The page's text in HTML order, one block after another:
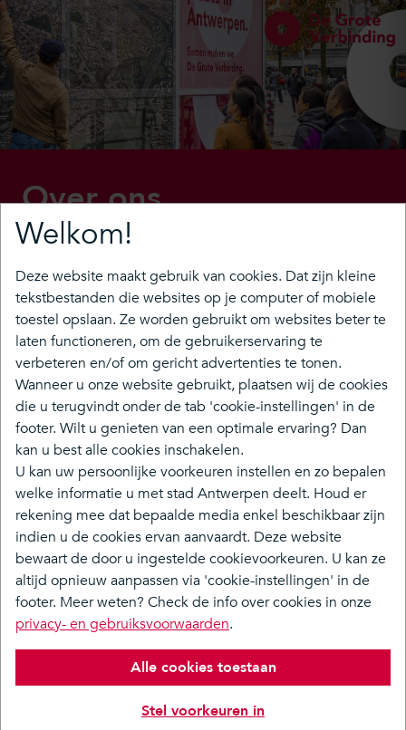
Over ons
Met ‘De Grote Verbinding’ bouwen Antwerpen en
te werken, te ondernemen en op bezoek te komen. De
Oosterweelverbinding maakt de Ring rond en de
overkapping stuurt de auto’s in de toekomst onder de
grond. Zo zorgen we voor een betere mobiliteit voor
Antwerpen, zijn haven én voor Vlaanderen. We
verbinden bestaande en nieuwe wijken aan beide
kanten van de Ring, met meer groen en schonere lucht.
Over ons
Tijdlijn
Toekomstverbond
Studies
Doe mee
Media & Nieuws
Terug naar overzicht
Welkom!
Deze website maakt gebruik van cookies. Dat zijn kleine
tekstbestanden die websites op je computer of mobiele
toestel opslaan. Ze worden gebruikt om websites beter te
laten functioneren, om de gebruikerservaring te
verbeteren en/of om gericht advertenties te tonen.
Wanneer u onze website gebruikt, plaatsen wij de cookies
die u terugvindt onder de tab 'cookie-instellingen' in de
footer. Wilt u genieten van een optimale ervaring? Dan
kan u best alle cookies inschakelen.
U kan uw persoonlijke voorkeuren instellen en zo bepalen
welke informatie u met stad Antwerpen deelt. Houd er
rekening mee dat bepaalde media enkel beschikbaar zijn
indien u de cookies ervan aanvaardt. Deze website
bewaart de door u ingestelde cookievoorkeuren. U kan ze
altijd opnieuw aanpassen via 'cookie-instellingen' in de
footer. Meer weten? Check de info over cookies in onze
privacy- en gebruiksvoorwaarden.
Alle cookies toestaan
Stel voorkeuren in